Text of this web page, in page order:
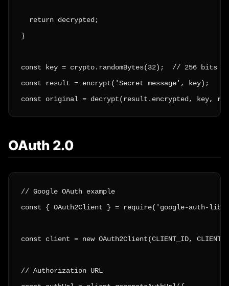
  return decrypted;
}
const key = crypto.randomBytes(32);  // 256 bits
const result = encrypt('Secret message', key);
const original = decrypt(result.encrypted, key,
OAuth 2.0
// Google OAuth example
const { OAuth2Client } = require('google-auth-
const client = new OAuth2Client(CLIENT_ID,
// Authorization URL